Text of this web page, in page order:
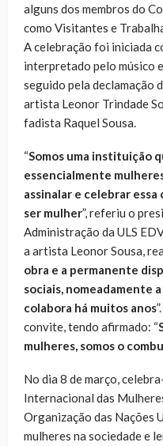
alguns dos membros do
como Visitantes e
A celebração foi iniciada
interpretado pelo músico
seguido pela declamação
artista Leonor Trindade
fadista Raquel Sousa.
“Somos uma instituição
essencialmente
assinalar e celebrar
ser mulher”, referiu o
Administração da ULS
a artista Leonor Sousa,
obra e a permanente
sociais, nomeadamente
colabora há muitos anos
convite, tendo afirmado: “
mulheres, somos o
No dia 8 de março,
Internacional das
Organização das Nações
mulheres na sociedade e